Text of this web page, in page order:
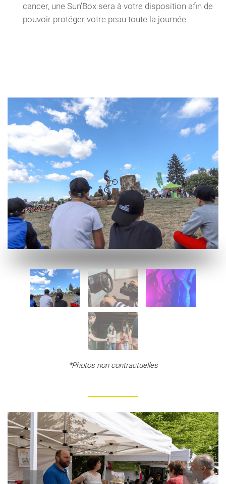
cancer, une Sun'Box sera à votre disposition afin de
pouvoir protéger votre peau toute la journée.
*Photos non contractuelles